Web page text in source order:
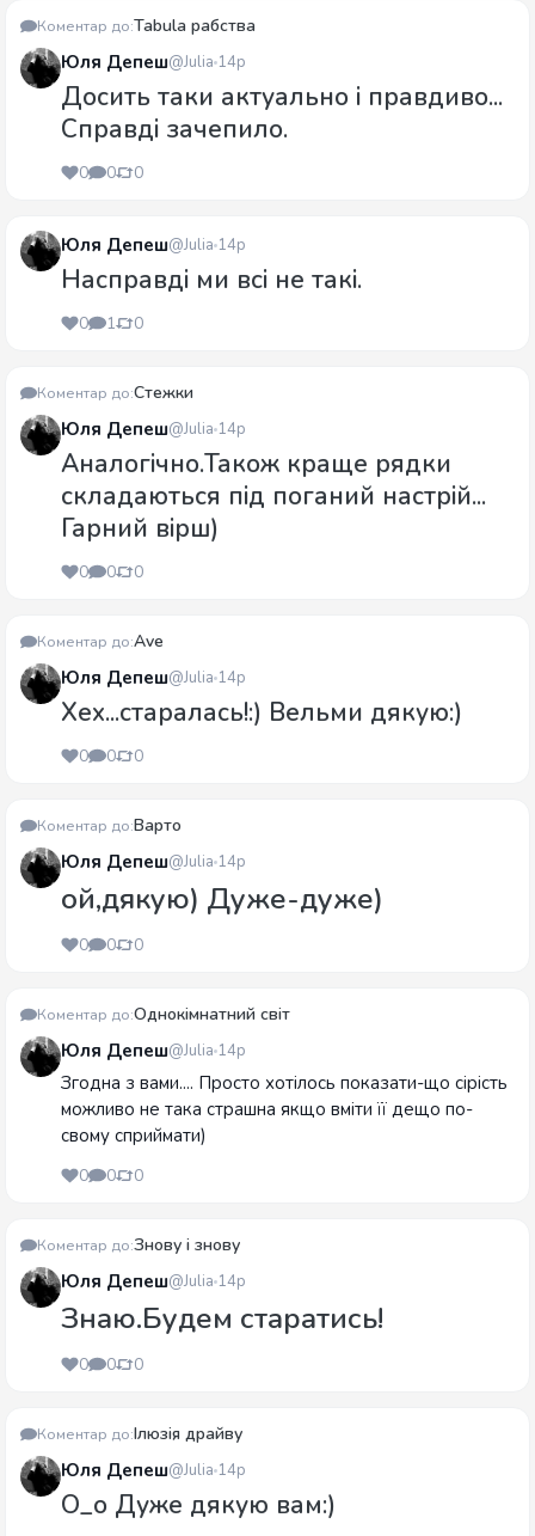
Коментар до:Tabula рабства
Юля Депеш@Julia 14р
Досить таки актуально і правдиво...
Справді зачепило.
0 0 0
Юля Депеш@Julia 14р
Насправді ми всі не такі.
0 1 0
Коментар до:Cтежки
Юля Депеш@Julia 14р
Аналогічно.Також краще рядки
складаються під поганий настрій...
Гарний вірш)
0 0 0
Коментар до:Ave
Юля Депеш@Julia 14р
Хех...старалась!:) Вельми дякую:)
0 0 0
Коментар до:Варто
Юля Депеш@Julia 14р
ой,дякую) Дуже-дуже)
0 0 0
Коментар до:Однокімнатний світ
Юля Депеш@Julia 14р
Згодна з вами.... Просто хотілось показати-що сірість
можливо не така страшна якщо вміти її дещо по-
свому сприймати)
0 0 0
Коментар до:Знову і знову
Юля Депеш@Julia 14р
Знаю.Будем старатись!
0 0 0
Коментар до:Ілюзія драйву
Юля Депеш@Julia 14р
О_о Дуже дякую вам:)